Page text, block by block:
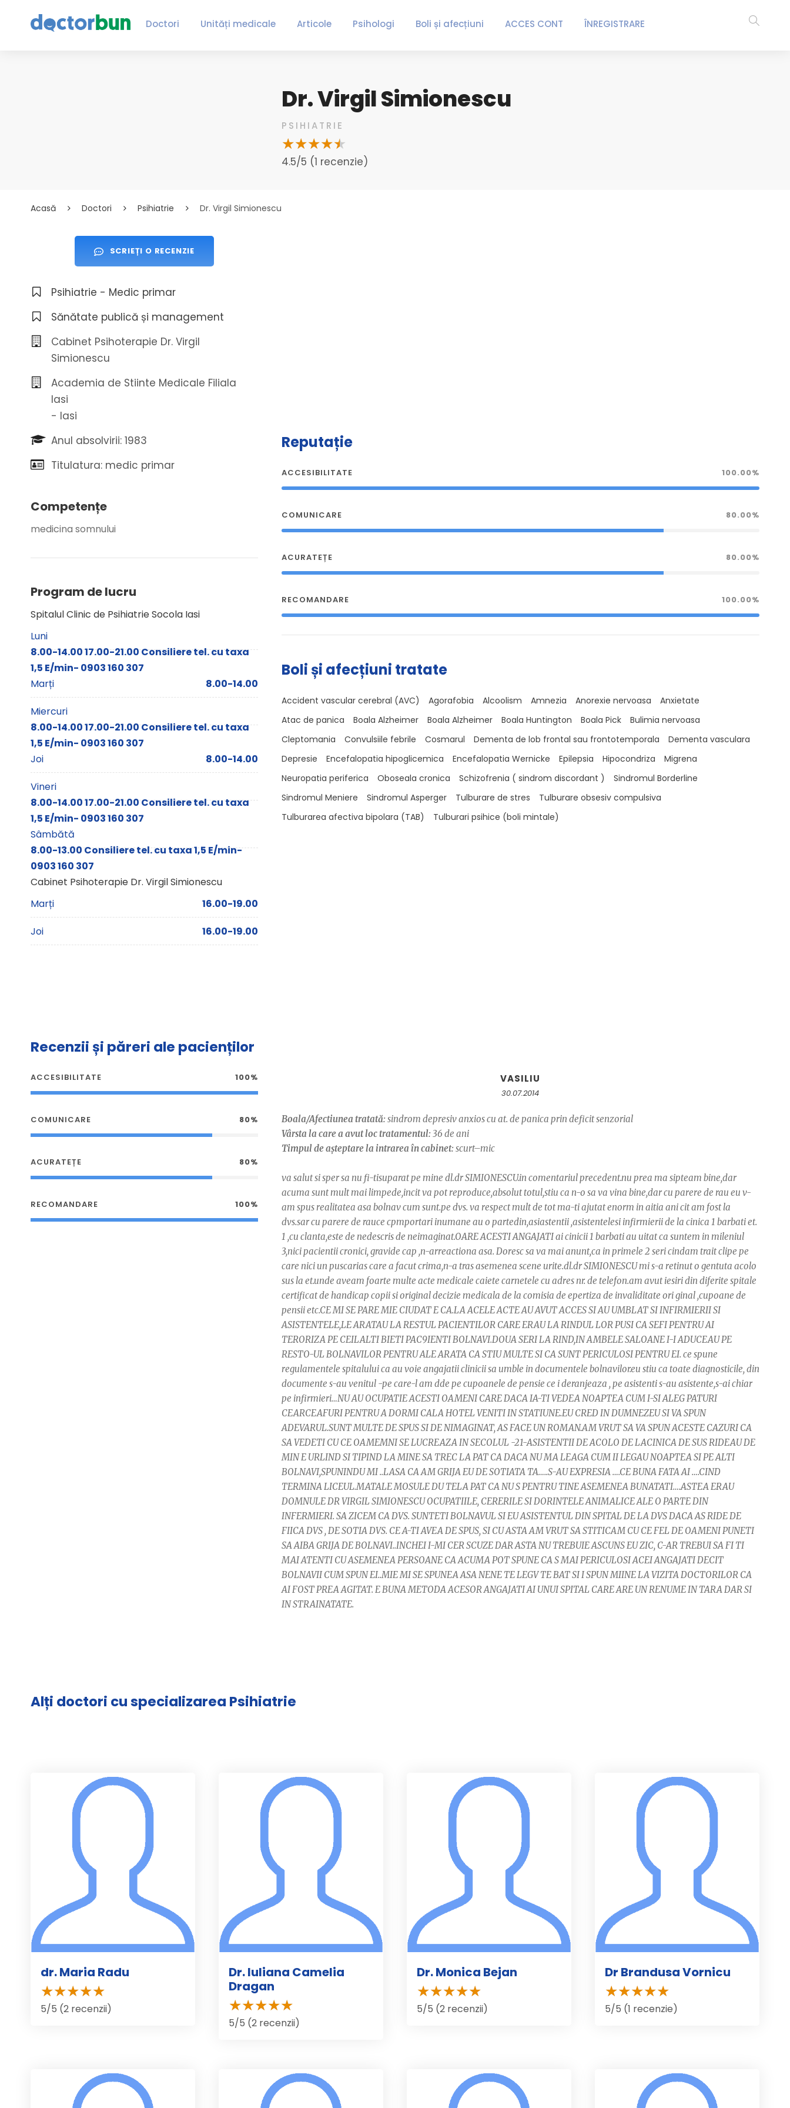
Doctori Unități medicale Articole Psihologi Boli și afecțiuni ACCES CONT ÎNREGISTRARE
Dr. Virgil Simionescu
PSIHIATRIE
4.5/5 (1 recenzie)
Acasă Doctori Psihiatrie Dr. Virgil Simionescu
SCRIEȚI O RECENZIE
Psihiatrie - Medic primar
Sănătate publică și management
Cabinet Psihoterapie Dr. Virgil
Simionescu
Academia de Stiinte Medicale Filiala
Iasi
- Iasi
Anul absolvirii: 1983
Titulatura: medic primar
Competențe
medicina somnului
Program de lucru
Spitalul Clinic de Psihiatrie Socola Iasi
Luni
8.00-14.00 17.00-21.00 Consiliere tel. cu taxa
1,5 E/min- 0903 160 307
Marți
8.00-14.00
Miercuri
8.00-14.00 17.00-21.00 Consiliere tel. cu taxa
1,5 E/min- 0903 160 307
Joi
8.00-14.00
Vineri
8.00-14.00 17.00-21.00 Consiliere tel. cu taxa
1,5 E/min- 0903 160 307
Sâmbătă
8.00-13.00 Consiliere tel. cu taxa 1,5 E/min-
0903 160 307
Cabinet Psihoterapie Dr. Virgil Simionescu
Marți
16.00-19.00
Joi 16.00-19.00
Reputație
ACCESIBILITATE 100.00%
COMUNICARE 80.00%
ACURATEȚE 80.00%
RECOMANDARE 100.00%
Boli și afecțiuni tratate
Accident vascular cerebral (AVC) Agorafobia Alcoolism Amnezia Anorexie nervoasa
Anxietate
Atac de panica
Boala Alzheimer Boala Alzheimer Boala Huntington Boala Pick
Bulimia nervoasa
Cleptomania
Convulsiile febrile Cosmarul Dementa de lob frontal sau frontotemporala
Dementa vasculara
Depresie
Encefalopatia hipoglicemica Encefalopatia Wernicke Epilepsia Hipocondriza
Migrena
Neuropatia periferica
Oboseala cronica Schizofrenia ( sindrom discordant )
Sindromul Borderline
Sindromul Meniere
Sindromul Asperger Tulburare de stres
Tulburare obsesiv compulsiva
Tulburarea afectiva bipolara (TAB)
Tulburari psihice (boli mintale)
Recenzii și păreri ale pacienților
ACCESIBILITATE 100%
COMUNICARE 80%
ACURATEȚE 80%
RECOMANDARE 100%
VASILIU
30.07.2014
Boala/Afectiunea tratată: sindrom depresiv anxios cu at. de panica prin deficit senzorial
Vârsta la care a avut loc tratamentul: 36 de ani
Timpul de așteptare la intrarea în cabinet: scurt–mic
va salut si sper sa nu fi-tisuparat pe mine dl.dr SIMIONESCU.in comentariul precedent.nu prea ma sipteam bine,dar
acuma sunt mult mai limpede,incit va pot reproduce,absolut totul,stiu ca n-o sa va vina bine,dar cu parere de rau eu v-
am spus realitatea asa bolnav cum sunt.pe dvs. va respect mult de tot ma-ti ajutat enorm in aitia ani cit am fost la
dvs.sar cu parere de rauce cpmportari inumane au o partedin,asiastentii ,asistentelesi infirmierii de la cinica 1 barbati et.
1 ,cu clanta,este de nedescris de neimaginat.OARE ACESTI ANGAJATI ai cinicii 1 barbati au uitat ca suntem in mileniul
3,nici pacientii cronici, gravide cap ,n-arreactiona asa. Doresc sa va mai anunt,ca in primele 2 seri cindam trait clipe pe
care nici un puscarias care a facut crima,n-a tras asemenea scene urite.dl.dr SIMIONESCU mi s-a retinut o gentuta acolo
sus la et.unde aveam foarte multe acte medicale caiete carnetele cu adres nr. de telefon.am avut iesiri din diferite spitale
certificat de handicap copii si original decizie medicala de la comisia de epertiza de invaliditate ori ginal ,cupoane de
pensii etc.CE MI SE PARE MIE CIUDAT E CA.LA ACELE ACTE AU AVUT ACCES SI AU UMBLAT SI INFIRMIERII SI
ASISTENTELE,LE ARATAU LA RESTUL PACIENTILOR CARE ERAU LA RINDUL LOR PUSI CA SEFI PENTRU AI
TERORIZA PE CEILALTI BIETI PAC9IENTI BOLNAVI.DOUA SERI LA RIND,IN AMBELE SALOANE I-I ADUCEAU PE
RESTO-UL BOLNAVILOR PENTRU ALE ARATA CA STIU MULTE SI CA SUNT PERICULOSI PENTRU EI. ce spune
regulamentele spitalului ca au voie angajatii clinicii sa umble in documentele bolnavilor.eu stiu ca toate diagnosticile, din
documente s-au venitul -pe care-l am dde pe cupoanele de pensie ce i deranjeaza , pe asistenti s-au asistente,s-ai chiar
pe infirmieri…NU AU OCUPATIE ACESTI OAMENI CARE DACA IA-TI VEDEA NOAPTEA CUM I-SI ALEG PATURI
CEARCEAFURI PENTRU A DORMI CALA HOTEL VENITI IN STATIUNE.EU CRED IN DUMNEZEU SI VA SPUN
ADEVARUL.SUNT MULTE DE SPUS SI DE NIMAGINAT, AS FACE UN ROMAN.AM VRUT SA VA SPUN ACESTE CAZURI CA
SA VEDETI CU CE OAMEMNI SE LUCREAZA IN SECOLUL -21-ASISTENTII DE ACOLO DE LACINICA DE SUS RIDEAU DE
MIN E URLIND SI TIPIND LA MINE SA TREC LA PAT CA DACA NU MA LEAGA CUM II LEGAU NOAPTEA SI PE ALTI
BOLNAVI,SPUNINDU MI ..LASA CA AM GRIJA EU DE SOTIATA TA…..S-AU EXPRESIA ….CE BUNA FATA AI ….CIND
TERMINA LICEUL.MATALE MOSULE DU TELA PAT CA NU S PENTRU TINE ASEMENEA BUNATATI….ASTEA ERAU
DOMNULE DR VIRGIL SIMIONESCU OCUPATIILE, CERERILE SI DORINTELE ANIMALICE ALE O PARTE DIN
INFERMIERI. SA ZICEM CA DVS. SUNTETI BOLNAVUL SI EU ASISTENTUL DIN SPITAL DE LA DVS DACA AS RIDE DE
FIICA DVS , DE SOTIA DVS. CE A-TI AVEA DE SPUS, SI CU ASTA AM VRUT SA STITICAM CU CE FEL DE OAMENI PUNETI
SA AIBA GRIJA DE BOLNAVI..INCHEI I-MI CER SCUZE DAR ASTA NU TREBUIE ASCUNS EU ZIC, C-AR TREBUI SA FI TI
MAI ATENTI CU ASEMENEA PERSOANE CA ACUMA POT SPUNE CA S MAI PERICULOSI ACEI ANGAJATI DECIT
BOLNAVII CUM SPUN EI..MIE MI SE SPUNEA ASA NENE TE LEGV TE BAT SI I SPUN MIINE LA VIZITA DOCTORILOR CA
AI FOST PREA AGITAT. E BUNA METODA ACESOR ANGAJATI AI UNUI SPITAL CARE ARE UN RENUME IN TARA DAR SI
IN STRAINATATE.
Alți doctori cu specializarea Psihiatrie
dr. Maria Radu
5/5 (2 recenzii)
Dr. Iuliana Camelia
Dragan
5/5 (2 recenzii)
Dr. Monica Bejan
5/5 (2 recenzii)
Dr Brandusa Vornicu
5/5 (1 recenzie)